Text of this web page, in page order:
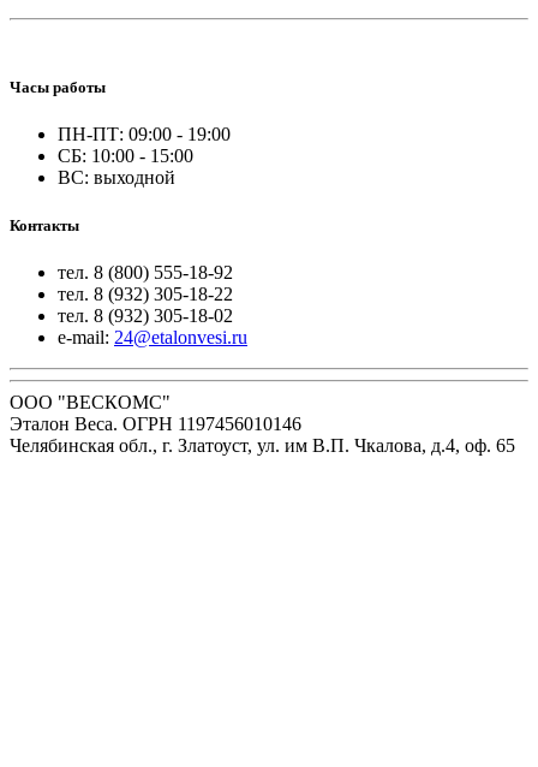
Часы работы
ПН-ПТ: 09:00 - 19:00
СБ: 10:00 - 15:00
ВС: выходной
Контакты
тел. 8 (800) 555-18-92
тел. 8 (932) 305-18-22
тел. 8 (932) 305-18-02
e-mail: 24@etalonvesi.ru
ООО "ВЕСКОМС"
Эталон Веса. ОГРН 1197456010146
Челябинская обл., г. Златоуст, ул. им В.П. Чкалова, д.4, оф. 65